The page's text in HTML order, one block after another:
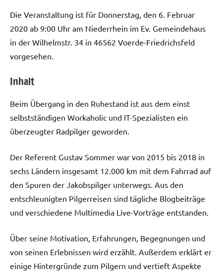
Die Veranstaltung ist für Donnerstag, den 6. Februar
2020 ab 9:00 Uhr am Niederrhein im Ev. Gemeindehaus
in der Wilhelmstr. 34 in 46562 Voerde-Friedrichsfeld
vorgesehen.
Inhalt
Beim Übergang in den Ruhestand ist aus dem einst
selbstständigen Workaholic und IT-Spezialisten ein
überzeugter Radpilger geworden.
Der Referent Gustav Sommer war von 2015 bis 2018 in
sechs Ländern insgesamt 12.000 km mit dem Fahrrad auf
den Spuren der Jakobspilger unterwegs. Aus den
entschleunigten Pilgerreisen sind tägliche Blogbeiträge
und verschiedene Multimedia Live-Vorträge entstanden.
Über seine Motivation, Erfahrungen, Begegnungen und
von seinen Erlebnissen wird erzählt. Außerdem erklärt er
einige Hintergründe zum Pilgern und vertieft Aspekte